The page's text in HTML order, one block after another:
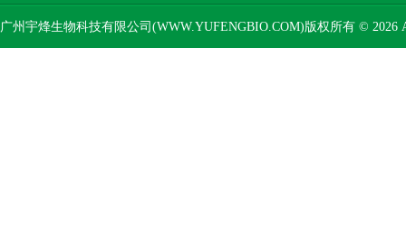
广州宇烽生物科技有限公司(WWW.YUFENGBIO.COM)版权所有 © 2026